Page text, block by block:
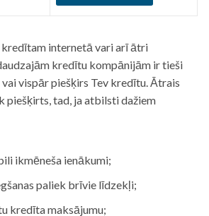
internetā vari arī ātri
kredītu kompānijām ir tieši
vispār piešķirs Tev kredītu. Ātrais
piešķirts, tad, ja atbilsti dažiem
ikmēneša ienākumi;
paliek brīvie līdzekļi;
kredīta maksājumu;